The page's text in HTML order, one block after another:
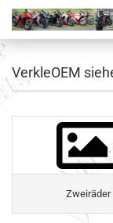
VerkleOEM
Zweiräder